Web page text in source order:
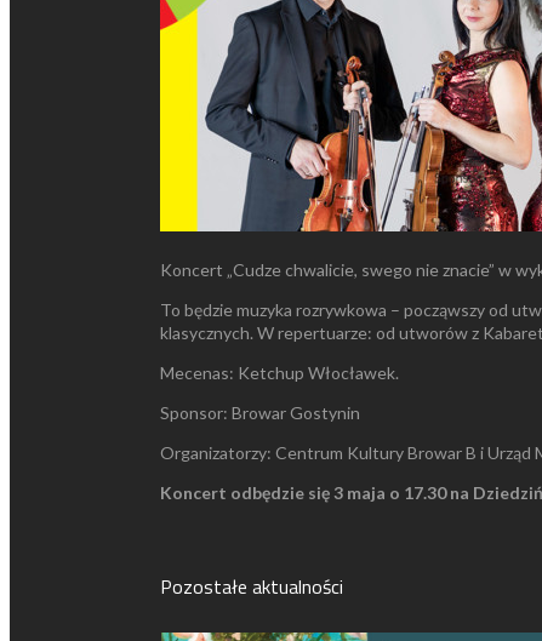
Koncert „Cudze chwalicie, swego nie znacie” w
To będzie muzyka rozrywkowa – począwszy od
klasycznych. W repertuarze: od utworów z
Mecenas: Ketchup Włocławek.
Sponsor: Browar Gostynin
Organizatorzy: Centrum Kultury Browar B i Urząd
Koncert odbędzie się 3 maja o 17.30 na
Pozostałe aktualności